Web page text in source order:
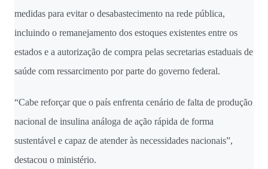
medidas para evitar o desabastecimento na rede pública,
incluindo o remanejamento dos estoques existentes entre os
estados e a autorização de compra pelas secretarias estaduais de
saúde com ressarcimento por parte do governo federal.
“Cabe reforçar que o país enfrenta cenário de falta de produção
nacional de insulina análoga de ação rápida de forma
sustentável e capaz de atender às necessidades nacionais”,
destacou o ministério.